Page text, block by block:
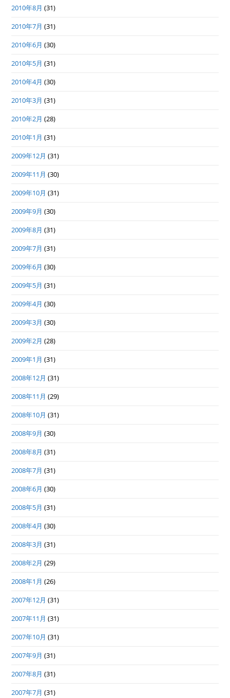
2010年8月 (31)
2010年7月 (31)
2010年6月 (30)
2010年5月 (31)
2010年4月 (30)
2010年3月 (31)
2010年2月 (28)
2010年1月 (31)
2009年12月 (31)
2009年11月 (30)
2009年10月 (31)
2009年9月 (30)
2009年8月 (31)
2009年7月 (31)
2009年6月 (30)
2009年5月 (31)
2009年4月 (30)
2009年3月 (30)
2009年2月 (28)
2009年1月 (31)
2008年12月 (31)
2008年11月 (29)
2008年10月 (31)
2008年9月 (30)
2008年8月 (31)
2008年7月 (31)
2008年6月 (30)
2008年5月 (31)
2008年4月 (30)
2008年3月 (31)
2008年2月 (29)
2008年1月 (26)
2007年12月 (31)
2007年11月 (31)
2007年10月 (31)
2007年9月 (31)
2007年8月 (31)
2007年7月 (31)